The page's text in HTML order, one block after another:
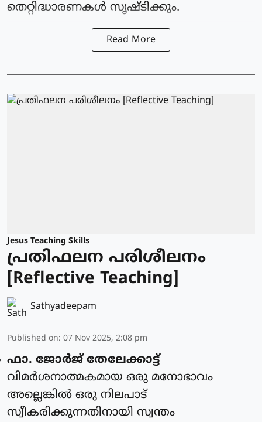
തെറ്റിദ്ധാരണകൾ സൃഷ്ടിക്കും.
Read More
Jesus Teaching Skills
പ്രതിഫലന പരിശീലനം
[Reflective Teaching]
Sathyadeepam
Published on: 07 Nov 2025, 2:08 pm
ഫാ. ജോര്‍ജ് തേലേക്കാട്ട്‌
വിമർശനാത്മകമായ ഒരു മനോഭാവം
അല്ലെങ്കിൽ ഒരു നിലപാട്
സ്വീകരിക്കുന്നതിനായി സ്വന്തം